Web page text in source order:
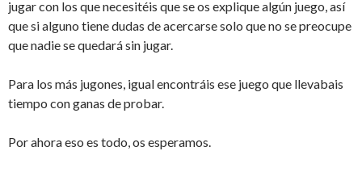
jugar con los que necesitéis que se os explique algún juego, así
que si alguno tiene dudas de acercarse solo que no se preocupe
que nadie se quedará sin jugar.
Para los más jugones, igual encontráis ese juego que llevabais
tiempo con ganas de probar.
Por ahora eso es todo, os esperamos.